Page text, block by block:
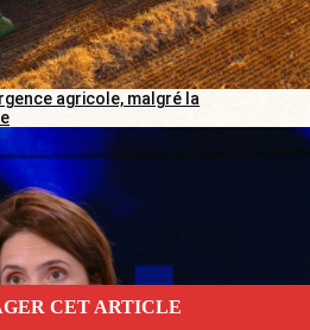
agricole, malgré la
CET ARTICLE